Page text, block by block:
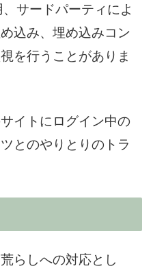
サードパーティによ
込み、埋め込みコン
を行うことがありま
イトにログイン中の
とのやりとりのトラ
らしへの対応とし